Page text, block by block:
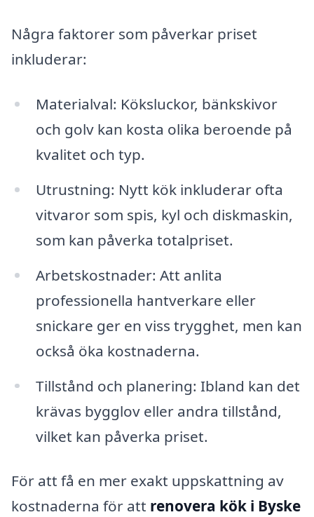
Några faktorer som påverkar priset
inkluderar:
Materialval: Köksluckor, bänkskivor
och golv kan kosta olika beroende på
kvalitet och typ.
Utrustning: Nytt kök inkluderar ofta
vitvaror som spis, kyl och diskmaskin,
som kan påverka totalpriset.
Arbetskostnader: Att anlita
professionella hantverkare eller
snickare ger en viss trygghet, men kan
också öka kostnaderna.
Tillstånd och planering: Ibland kan det
krävas bygglov eller andra tillstånd,
vilket kan påverka priset.
För att få en mer exakt uppskattning av
kostnaderna för att renovera kök i Byske